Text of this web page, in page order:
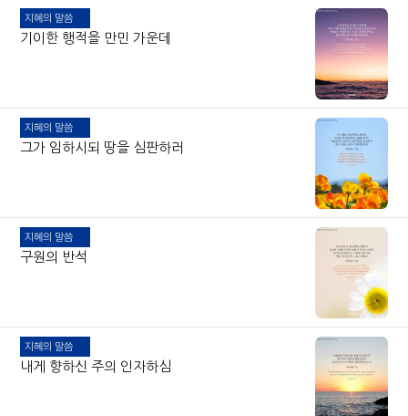
지혜의 말씀
기이한 행적을 만민 가운데
지혜의 말씀
그가 임하시되 땅을 심판하러
지혜의 말씀
구원의 반석
지혜의 말씀
내게 향하신 주의 인자하심